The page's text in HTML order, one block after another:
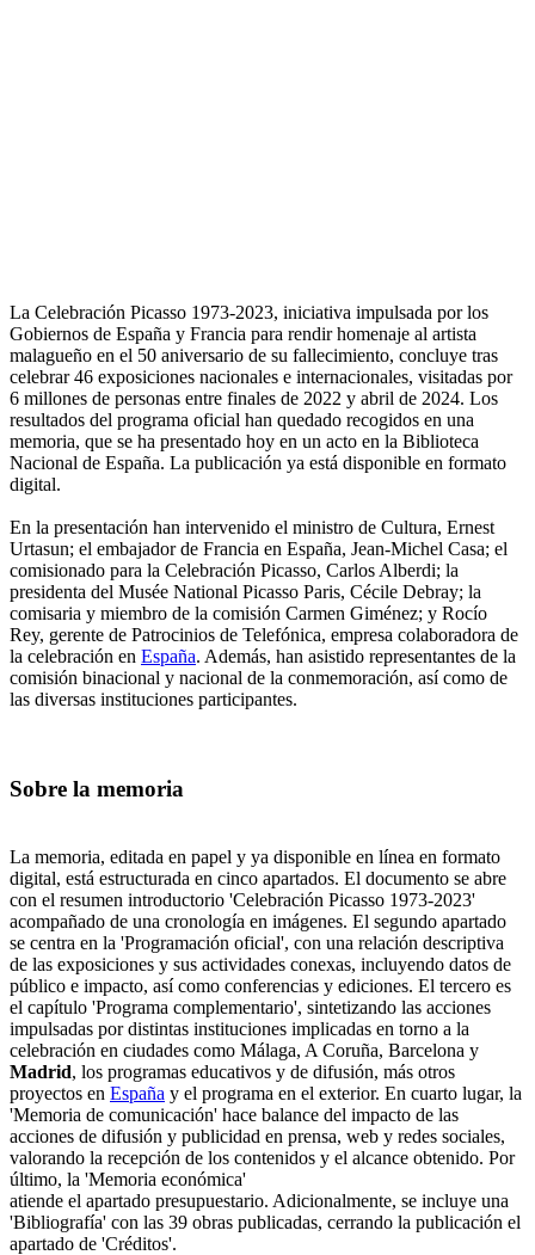
La Celebración Picasso 1973-2023, iniciativa impulsada por los
Gobiernos de España y Francia para rendir homenaje al artista
malagueño en el 50 aniversario de su fallecimiento, concluye tras
celebrar 46 exposiciones nacionales e internacionales, visitadas por
6 millones de personas entre finales de 2022 y abril de 2024. Los
resultados del programa oficial han quedado recogidos en una
memoria, que se ha presentado hoy en un acto en la Biblioteca
Nacional de España. La publicación ya está disponible en formato
digital.
En la presentación han intervenido el ministro de Cultura, Ernest
Urtasun; el embajador de Francia en España, Jean-Michel Casa; el
comisionado para la Celebración Picasso, Carlos Alberdi; la
presidenta del Musée National Picasso Paris, Cécile Debray; la
comisaria y miembro de la comisión Carmen Giménez; y Rocío
Rey, gerente de Patrocinios de Telefónica, empresa colaboradora de
la celebración en España. Además, han asistido representantes de la
comisión binacional y nacional de la conmemoración, así como de
las diversas instituciones participantes.
Sobre la memoria
La memoria, editada en papel y ya disponible en línea en formato
digital, está estructurada en cinco apartados. El documento se abre
con el resumen introductorio 'Celebración Picasso 1973-2023'
acompañado de una cronología en imágenes. El segundo apartado
se centra en la 'Programación oficial', con una relación descriptiva
de las exposiciones y sus actividades conexas, incluyendo datos de
público e impacto, así como conferencias y ediciones. El tercero es
el capítulo 'Programa complementario', sintetizando las acciones
impulsadas por distintas instituciones implicadas en torno a la
celebración en ciudades como Málaga, A Coruña, Barcelona y
Madrid, los programas educativos y de difusión, más otros
proyectos en España y el programa en el exterior. En cuarto lugar, la
'Memoria de comunicación' hace balance del impacto de las
acciones de difusión y publicidad en prensa, web y redes sociales,
valorando la recepción de los contenidos y el alcance obtenido. Por
último, la 'Memoria económica'
atiende el apartado presupuestario. Adicionalmente, se incluye una
'Bibliografía' con las 39 obras publicadas, cerrando la publicación el
apartado de 'Créditos'.